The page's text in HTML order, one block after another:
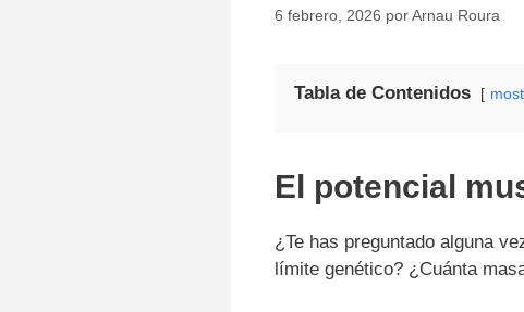
6 febrero, 2026 porArnau Roura
Tabla de Contenidos
El potencial
¿Te has preguntado alguna
límite genético? ¿Cuánta